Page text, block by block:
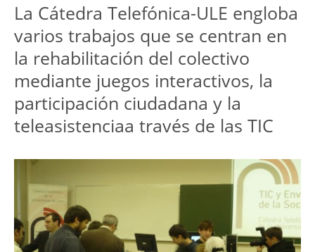
La Cátedra Telefónica-ULE engloba
varios trabajos que se centran en
la rehabilitación del colectivo
mediante juegos interactivos, la
participación ciudadana y la
teleasistenciaa través de las TIC